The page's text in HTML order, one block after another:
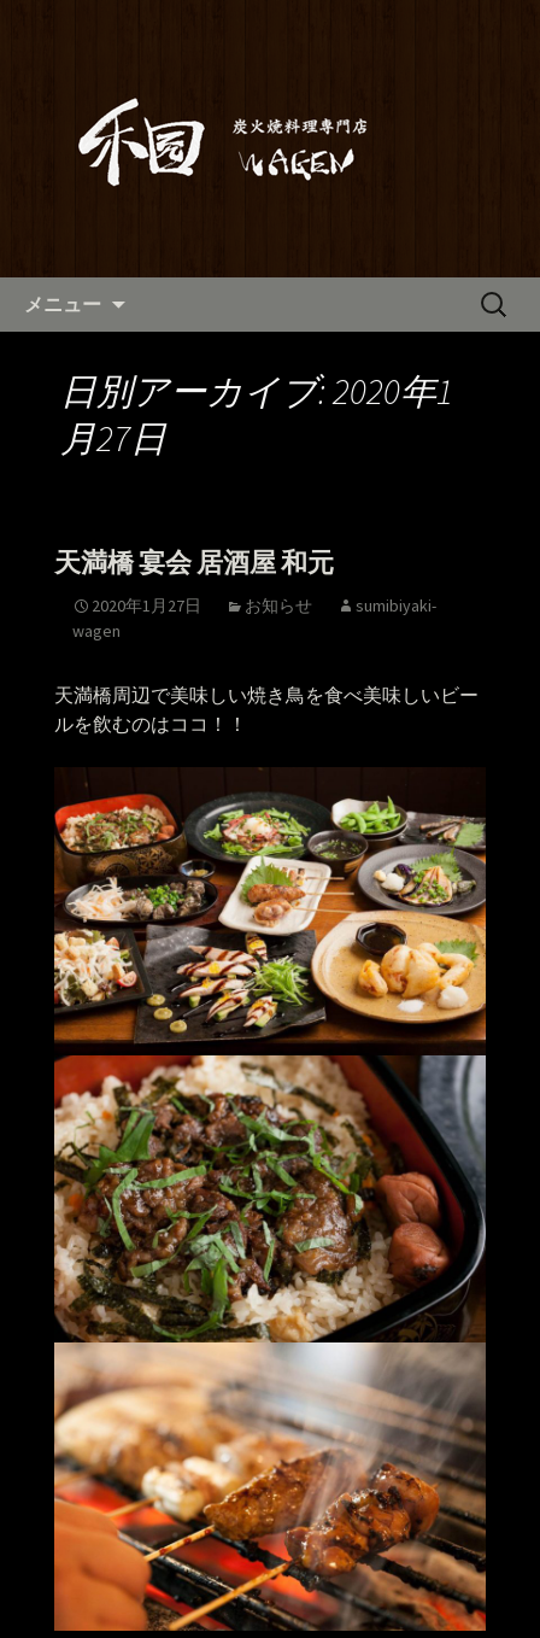
和元からのお知らせ
わった炭火焼き料理をご提供しており
ます。2階はお座敷で宴会や歓送迎会に
もご利用いただけます。ホテル京阪か
メニュー
検
日別アーカイブ: 2020年1
月27日
天満橋 宴会 居酒屋 和元
2020年1月27日 お知らせ
sumibiyaki-
wagen
天満橋周辺で美味しい焼き鳥を食べ美味しいビー
ルを飲むのはココ！！